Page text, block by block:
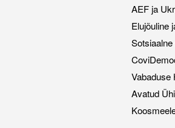
AEF ja
Elujõuline
Vabaduse
Avatud